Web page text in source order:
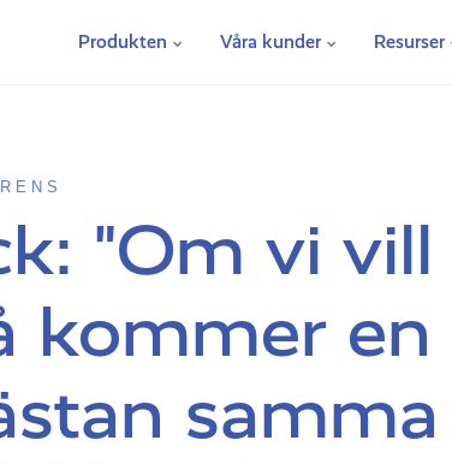
Produkten Våra kunder Resurser
"Om vi vill
kommer en
samma